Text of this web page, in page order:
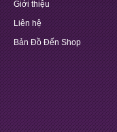
Giới thiệu
Liên hệ
Bản Đồ Đến Shop